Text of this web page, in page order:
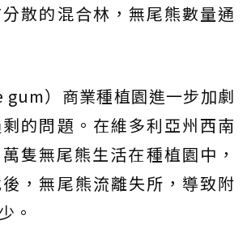
散的混合林，無尾熊數量通
）商業種植園進一步加劇
的問題。在維多利亞州西南
隻無尾熊生活在種植園中，
，無尾熊流離失所，導致附
。